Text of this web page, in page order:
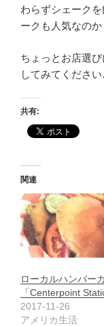
わらずシェーク
ークも人気なのか
ちょっとお店選
してみてください
共有:
関連
ローカルハンバー
「Centerpoint
2017-11-26
アメリカ生活